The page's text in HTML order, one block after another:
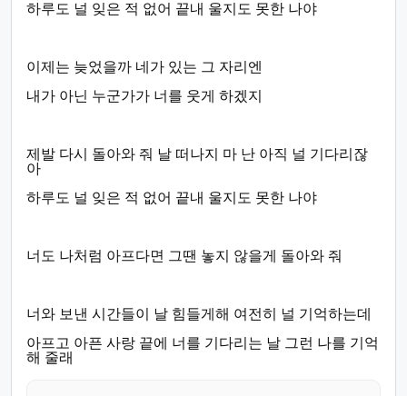
하루도 널 잊은 적 없어 끝내 울지도 못한 나야
이제는 늦었을까 네가 있는 그 자리엔
내가 아닌 누군가가 너를 웃게 하겠지
제발 다시 돌아와 줘 날 떠나지 마 난 아직 널 기다리잖
아
하루도 널 잊은 적 없어 끝내 울지도 못한 나야
너도 나처럼 아프다면 그땐 놓지 않을게 돌아와 줘
너와 보낸 시간들이 날 힘들게해 여전히 널 기억하는데
아프고 아픈 사랑 끝에 너를 기다리는 날 그런 나를 기억
해 줄래